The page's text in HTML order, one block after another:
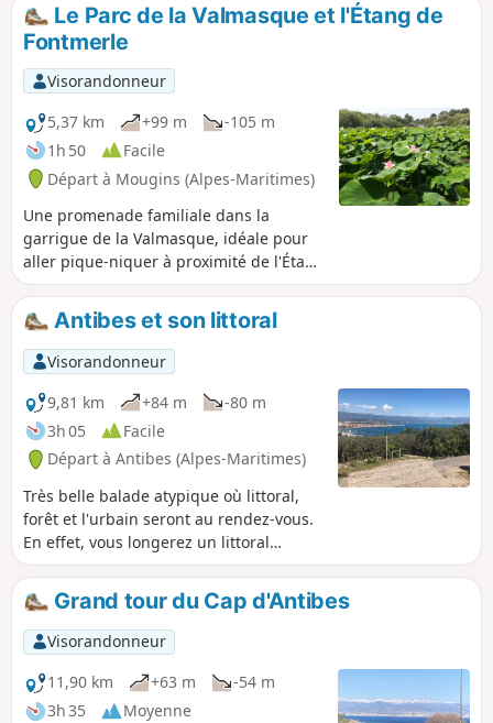
Le Parc de la Valmasque et l'Étang de
Fontmerle
Visorandonneur
5,37 km
+99 m
-105 m
1h 50
Facile
Départ à Mougins (Alpes-Maritimes)
Une promenade familiale dans la
garrigue de la Valmasque, idéale pour
aller pique-niquer à proximité de l'Étang
de Fontmerle. Ce dernier est recouvert
de lotus dont la floraison s'étend de
juillet à mi-septembre.
Antibes et son littoral
Visorandonneur
9,81 km
+84 m
-80 m
3h 05
Facile
Départ à Antibes (Alpes-Maritimes)
Très belle balade atypique où littoral,
forêt et l'urbain seront au rendez-vous.
En effet, vous longerez un littoral
parfois méconnu, et traverserez une
zone boisée à la périphérie de la ville,
ainsi que le vieil Antibes dont le charme
de ses ruelles oubliées vous ravira. De
plus, le sommet du phare de la Garoupe
offre un panorama remarquable sur la
ville d’Antibes et sur Juan-les-Pins.
Grand tour du Cap d'Antibes
Visorandonneur
11,90 km
+63 m
-54 m
3h 35
Moyenne